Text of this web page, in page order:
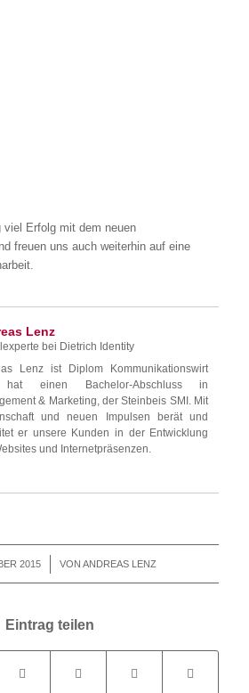
viel Erfolg mit dem neuen
freuen uns auch weiterhin auf eine
Lenz
bei Dietrich Identity
Lenz ist Diplom Kommunikationswirt
einen Bachelor-Abschluss in
& Marketing, der Steinbeis SMI. Mit
und neuen Impulsen berät und
er unsere Kunden in der Entwicklung
und Internetpräsenzen.
2015 VONANDREAS LENZ
Eintrag teilen